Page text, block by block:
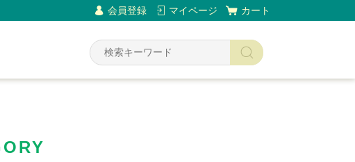
会員登録 マイページ カート